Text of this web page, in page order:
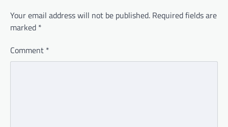
Your email address will not be published. Required fields are
marked *
Comment *